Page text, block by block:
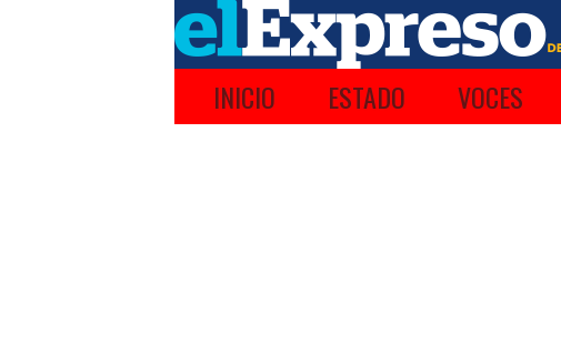
INICIO ESTADO VOCES